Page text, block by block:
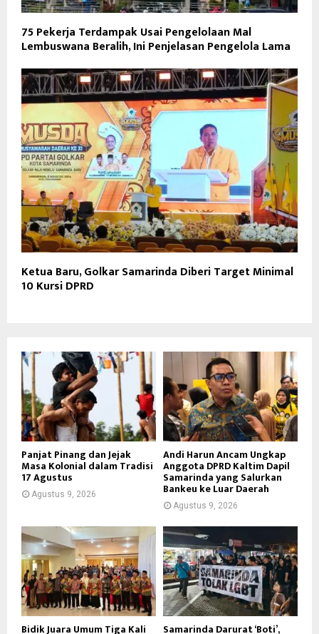
75 Pekerja Terdampak Usai Pengelolaan Mal
Lembuswana Beralih, Ini Penjelasan Pengelola Lama
Ketua Baru, Golkar Samarinda Diberi Target Minimal
10 Kursi DPRD
Panjat Pinang dan Jejak
Masa Kolonial dalam Tradisi
17 Agustus
Agustus 9, 2026
Andi Harun Ancam Ungkap
Anggota DPRD Kaltim Dapil
Samarinda yang Salurkan
Bankeu ke Luar Daerah
Agustus 9, 2026
Bidik Juara Umum Tiga Kali Samarinda Darurat ‘Boti’,